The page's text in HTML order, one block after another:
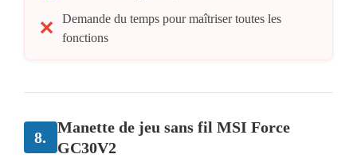
Demande du temps pour maîtriser toutes les
fonctions
8.
Manette de jeu sans fil MSI Force
GC30V2